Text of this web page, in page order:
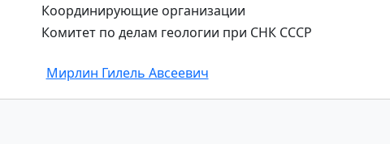
Координирующие организации
Комитет по делам геологии при СНК СССР
Мирлин Гилель Авсеевич